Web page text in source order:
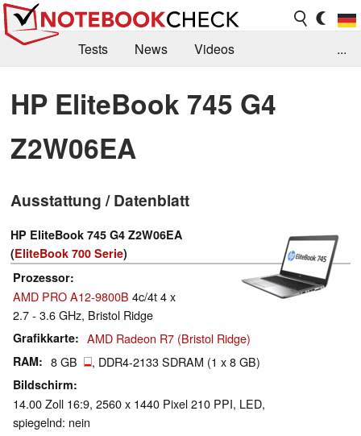
Tests News
Videos
Kaufberatung
Deals Suche
Jobs
Forum
...
HP EliteBook 745 G4
Z2W06EA
Ausstattung / Datenblatt
HP EliteBook 745 G4 Z2W06EA
(EliteBook 700 Serie)
Prozessor
AMD PRO A12-9800B 4c/4t 4 x
2.7 - 3.6 GHz, Bristol Ridge
Grafikkarte AMD Radeon R7 (Bristol Ridge)
RAM 8 GB , DDR4-2133 SDRAM (1 x 8 GB)
Bildschirm
14.00 Zoll 16:9, 2560 x 1440 Pixel 210 PPI, LED,
spiegelnd: nein